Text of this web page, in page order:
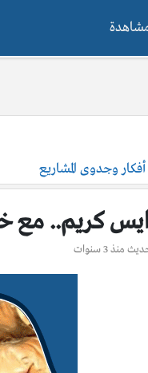
مشاهدة
أفكار وجدوى المشاريع
كريم.. مع
منذ 3 سنوات